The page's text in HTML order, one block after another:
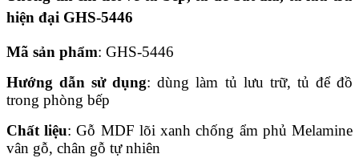
hiện đại GHS-5446
Mã sản phẩm: GHS-5446
Hướng dẫn sử dụng: dùng làm tủ lưu trữ, tủ để đồ
trong phòng bếp
Chất liệu: Gỗ MDF lõi xanh chống ẩm phủ Melamine
vân gỗ, chân gỗ tự nhiên